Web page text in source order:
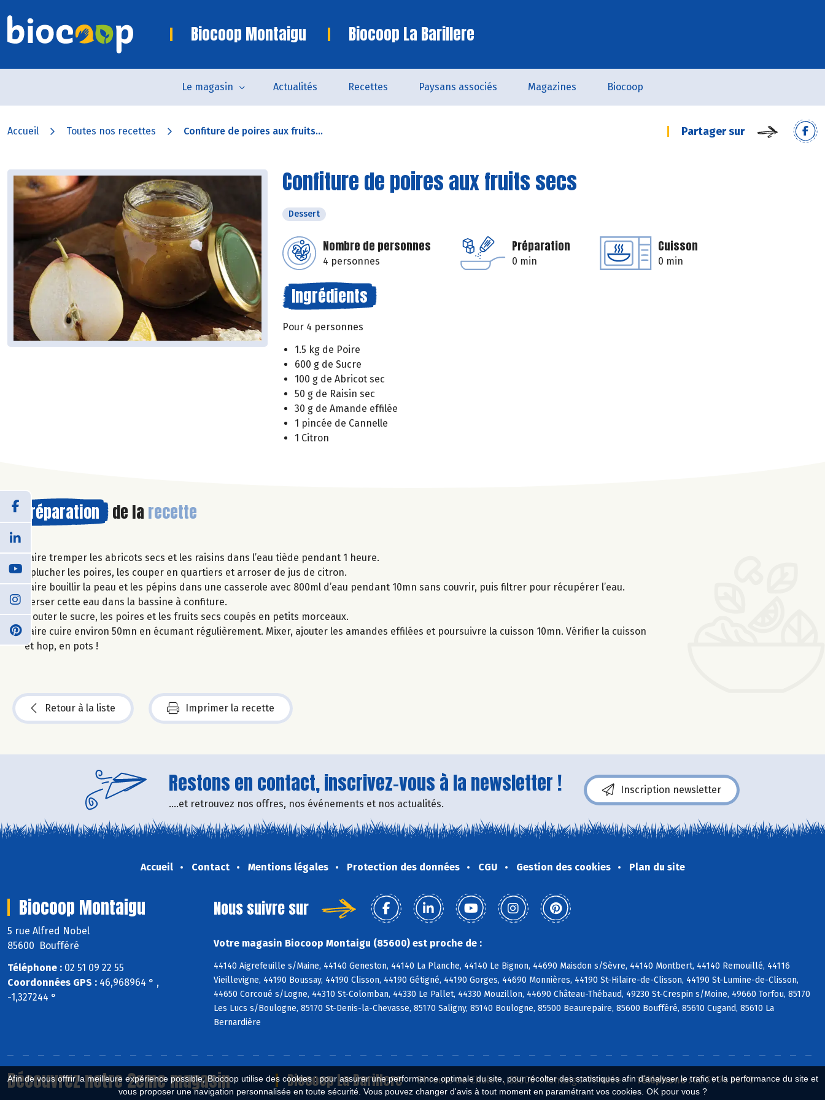
Afin de vous offrir la meilleure expérience possible, Biocoop utilise des cookies : pour assurer une performance optimale du site, pour récolter des statistiques afin d'analyser le trafic et la performance du site et
vous proposer une navigation personnalisée en toute sécurité. Vous pouvez changer d'avis à tout moment en paramétrant vos cookies. OK pour vous ?
Biocoop Montaigu Biocoop La Barillere
Le magasin Actualités Recettes Paysans associés Magazines Biocoop
Accueil Toutes nos recettes Confiture de poires aux fruits... Partager sur
Confiture de poires aux fruits secs
Dessert
Nombre de personnes
4 personnes
Préparation
0 min
Cuisson
0 min
Ingrédients
Pour 4 personnes
1.5 kg de Poire
600 g de Sucre
100 g de Abricot sec
50 g de Raisin sec
30 g de Amande effilée
1 pincée de Cannelle
1 Citron
Préparation de la recette
Faire tremper les abricots secs et les raisins dans l’eau tiède pendant 1 heure.
Eplucher les poires, les couper en quartiers et arroser de jus de citron.
Faire bouillir la peau et les pépins dans une casserole avec 800ml d’eau pendant 10mn sans couvrir, puis filtrer pour récupérer l’eau.
Verser cette eau dans la bassine à confiture.
Ajouter le sucre, les poires et les fruits secs coupés en petits morceaux.
Faire cuire environ 50mn en écumant régulièrement. Mixer, ajouter les amandes effilées et poursuivre la cuisson 10mn. Vérifier la cuisson
et hop, en pots !
Retour à la liste Imprimer la recette
Restons en contact, inscrivez-vous à la newsletter !
....et retrouvez nos offres, nos événements et nos actualités.
Inscription newsletter
Accueil Contact Mentions légales Protection des données CGU Gestion des cookies Plan du site
Biocoop Montaigu
5 rue Alfred Nobel
85600 Boufféré
Téléphone : 02 51 09 22 55
Coordonnées GPS : 46,968964 ° ,
-1,327244 °
Nous suivre sur
Votre magasin Biocoop Montaigu (85600) est proche de :
44140 Aigrefeuille s/Maine, 44140 Geneston, 44140 La Planche, 44140 Le Bignon, 44690 Maisdon s/Sèvre, 44140 Montbert, 44140 Remouillé, 44116
Vieillevigne, 44190 Boussay, 44190 Clisson, 44190 Gétigné, 44190 Gorges, 44690 Monnières, 44190 St-Hilaire-de-Clisson, 44190 St-Lumine-de-Clisson,
44650 Corcoué s/Logne, 44310 St-Colomban, 44330 Le Pallet, 44330 Mouzillon, 44690 Château-Thébaud, 49230 St-Crespin s/Moine, 49660 Torfou, 85170
Les Lucs s/Boulogne, 85170 St-Denis-la-Chevasse, 85170 Saligny, 85140 Boulogne, 85500 Beaurepaire, 85600 Boufféré, 85610 Cugand, 85610 La
Bernardière
Découvrez notre 2eme magasin Biocoop La Barillere 51 route de Cholet , 85600 Montaigu-Vendée Téléphone :02 51 94 30 70